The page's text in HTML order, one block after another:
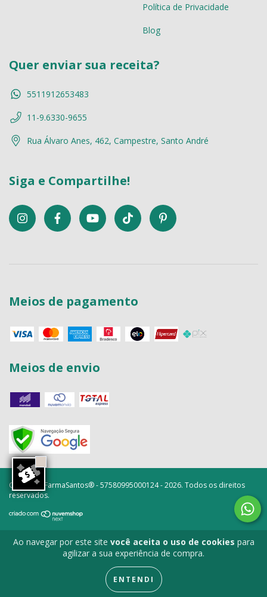
Ao navegar por este site você aceita o uso de cookies para
agilizar a sua experiência de compra.
ENTENDI
Política de Privacidade
Blog
Quer enviar sua receita?
5511912653483
11-9.6330-9655
Rua Álvaro Anes, 462, Campestre, Santo André
Siga e Compartilhe!
Meios de pagamento
Meios de envio
Copyright FarmaSantos® - 57580995000124 - 2026. Todos os direitos
reservados.